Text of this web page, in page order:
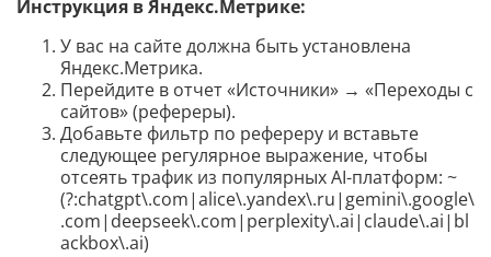
Инструкция в Яндекс.Метрике:
У вас на сайте должна быть установлена
Яндекс.Метрика.
Перейдите в отчет «Источники» → «Переходы с
сайтов» (рефереры).
Добавьте фильтр по рефереру и вставьте
следующее регулярное выражение, чтобы
отсеять трафик из популярных AI-платформ: ~
(?:chatgpt\.com|alice\.yandex\.ru|gemini\.google\
.com|deepseek\.com|perplexity\.ai|claude\.ai|bl
ackbox\.ai)